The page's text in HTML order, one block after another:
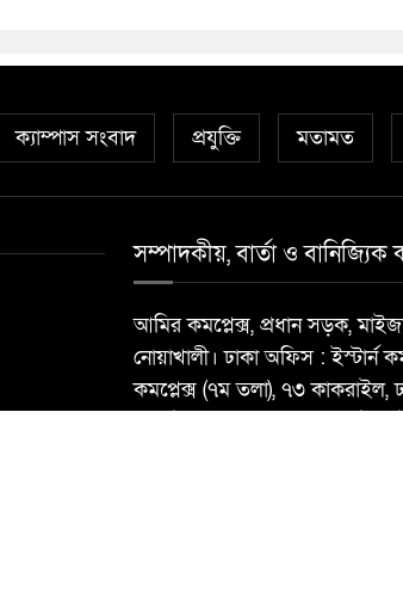
ক্যাম্পাস সংবাদ প্রযুক্তি মতামত
সম্পাদকীয়, বার্তা ও বানিজ্যিক
আমির কমপ্লেক্স, প্রধান সড়ক,
নোয়াখালী। ঢাকা অফিস : ইস্টার্ন
কমপ্লেক্স (৭ম তলা), ৭৩ কাকরাইল,